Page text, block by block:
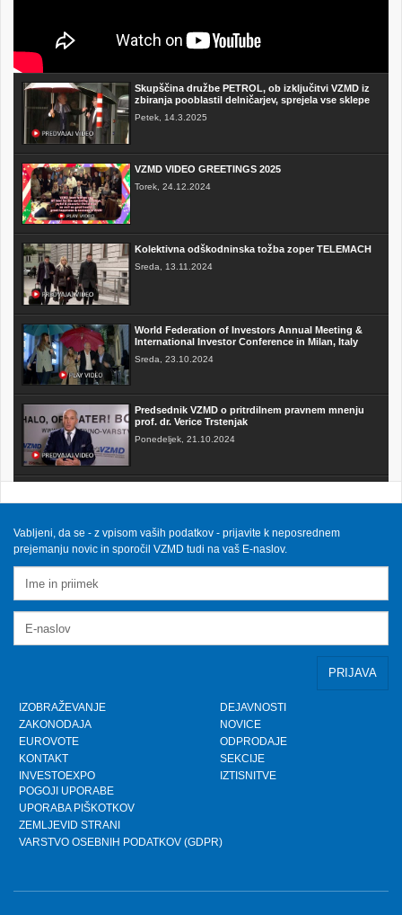
Skupščina družbe PETROL, ob izključitvi VZMD iz
zbiranja pooblastil delničarjev, sprejela vse sklepe
Petek, 14.3.2025
VZMD VIDEO GREETINGS 2025
Torek, 24.12.2024
Kolektivna odškodninska tožba zoper TELEMACH
Sreda, 13.11.2024
World Federation of Investors Annual Meeting &
International Investor Conference in Milan, Italy
Sreda, 23.10.2024
Predsednik VZMD o pritrdilnem pravnem mnenju
prof. dr. Verice Trstenjak
Ponedeljek, 21.10.2024
skupinskih tožb zoper telekomunikacijske
Sobota, 12.10.2024
VZMD na Odboru za finance DZ RS s predlogi
Petek, 10.5.2024
www.kolektivno-varstvo.si -- Izjava mag. Kristjan
Verbič, predsednik VZMD: Halo, operater! Bodi fer.
Torek, 26.3.2024
HALO, OPERATER! BODI FER.
Vabljeni, da se - z vpisom vaših podatkov - prijavite k neposrednem
prejemanju novic in sporočil VZMD tudi na vaš E-naslov.
IZOBRAŽEVANJE
ZAKONODAJA
EUROVOTE
KONTAKT
INVESTOEXPO
DEJAVNOSTI
NOVICE
ODPRODAJE
SEKCIJE
IZTISNITVE
POGOJI UPORABE
UPORABA PIŠKOTKOV
ZEMLJEVID STRANI
VARSTVO OSEBNIH PODATKOV (GDPR)